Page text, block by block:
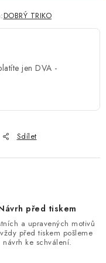
DOBRÝ TRIKO
jen DVA -
Sdílet
před tiskem
a upravených motivů
před tiskem pošleme
návrh ke schválení.